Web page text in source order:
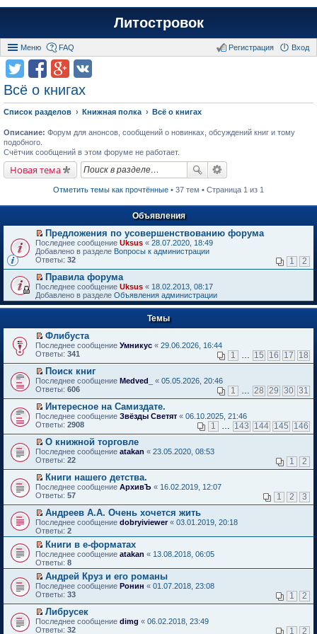
Литостровок
Меню FAQ Вход
Регистрация
Всё о книгах
Список разделов Книжная полка Всё о книгах
Описание: Форум для анонсов, сообщений о новинках, обсуждений книг и тому
подобного.
Счётчик сообщений в этом форуме не работает.
Новая тема
Отметить темы как прочтённые • 37 тем • Страница 1 из 1
Объявления
П
е
р
й
т
и
к
п
в
о
м
у
н
е
п
р
о
ч
и
т
а
н
н
о
м
у
с
о
о
б
щ
е
н
и
ю
Предложения по усовершенствованию форума
Последнее сообщение Uksus « 28.07.2020, 18:49
Добавлено в разделе Вопросы к администрации
Ответы: 32 1 2
П
е
р
е
т
и
к
п
р
в
о
м
у
н
е
п
р
о
ч
и
т
а
н
н
о
м
у
с
о
о
б
щ
е
н
и
ю
Правила форума
Последнее сообщение Uksus « 18.02.2013, 08:17
Добавлено в разделе Объявления администрации
Темы
П
е
е
й
т
и
к
п
е
р
в
о
м
у
н
е
п
р
о
ч
и
т
а
н
н
о
м
у
с
о
о
б
щ
е
Флибуста
Последнее сообщение Умникус « 29.06.2026, 16:44
Ответы: 341 1 15 16 17 18
П
е
е
й
т
и
к
п
е
р
в
о
м
у
н
е
п
р
о
ч
и
т
а
н
н
о
м
у
с
Поиск книг
Последнее сообщение Medved_ « 05.05.2026, 20:46
Ответы: 606 1 28 29 30 31
П
е
е
й
т
и
к
п
е
р
в
о
м
у
н
е
п
р
о
ч
и
а
н
н
Интересное на Самиздате.
Последнее сообщение Звёзды Светят « 06.10.2025, 21:46
Ответы: 2908 1 143 144 145 146
П
е
е
й
т
и
к
п
е
р
в
о
м
у
н
е
п
р
о
ч
и
О книжной торговле
Последнее сообщение atakan « 23.05.2020, 08:53
Ответы: 22 1 2
П
е
е
й
т
и
п
е
р
в
о
м
у
н
е
п
Книги нашего детства.
Последнее сообщение АрхивЪ « 16.02.2019, 12:07
Ответы: 57 1 2 3
П
е
р
е
й
т
и
к
п
е
р
в
о
м
Андреев А.А. Очень хочется жить
Последнее сообщение dobryiviewer« 03.01.2019, 20:18
Ответы: 2
П
е
р
е
й
т
и
к
п
е
Книги в е-форматах
Последнее сообщение atakan « 13.08.2018, 06:05
Ответы: 8
П
е
е
й
т
Андрей Круз и его романы
Последнее сообщение Ронин « 01.07.2018, 23:08
Ответы: 33 1 2
П
е
Либрусек
Последнее сообщение dimg « 06.02.2018, 23:49
Ответы: 32 1 2